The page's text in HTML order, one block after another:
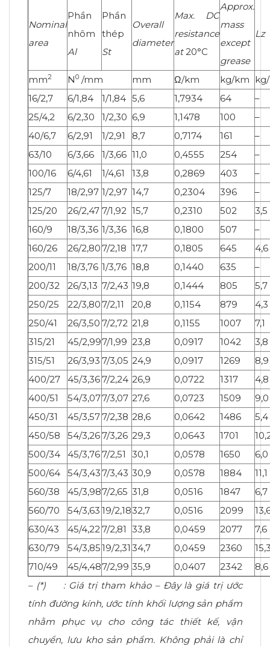
Nominal
area
Phần
nhôm
Al
Phần
thép
St
Overall
diameter
Max. DC
resistance
at20°C
Approx.
mass
except
grease
Lz
mm2 N0 /mm mm Ω/km kg/km
16/2,7
6/1,84 1/1,84 5,6 1,7934 64
–
25/4,2
6/2,30 1/2,30 6,9 1,1478 100
–
40/6,7
6/2,91 1/2,91 8,7 0,7174 161
–
63/10
6/3,66 1/3,66 11,0 0,4555 254
–
100/16
6/4,61 1/4,61 13,8 0,2869 403
–
125/7
18/2,97 1/2,97 14,7 0,2304 396
–
125/20
26/2,47 7/1,92 15,7 0,2310 502
3,5
160/9
18/3,36 1/3,36 16,8 0,1800 507
–
160/26
26/2,807/2,18 17,7 0,1805 645
4,6
200/11
18/3,76 1/3,76 18,8 0,1440 635
–
200/32
26/3,13 7/2,43 19,8 0,1444 805
5,7
250/25
22/3,807/2,11 20,8 0,1154 879
4,3
250/41
26/3,50 7/2,72 21,8 0,1155 1007
7,1
315/21
45/2,997/1,99 23,8 0,0917 1042
3,8
315/51
26/3,93 7/3,05 24,9 0,0917 1269
8,9
400/27
45/3,367/2,24 26,9 0,0722 1317
4,8
400/51
54/3,077/3,07 27,6 0,0723 1509
9,0
450/31
45/3,577/2,38 28,6 0,0642 1486
5,4
450/58
54/3,267/3,26 29,3 0,0643 1701
500/34
45/3,767/2,51 30,1 0,0578 1650
6,0
500/64
54/3,437/3,43 30,9 0,0578 1884
11,1
560/38
45/3,987/2,65 31,8 0,0516 1847
6,7
560/70
54/3,63 19/2,1832,7 0,0516 2099
630/43
45/4,227/2,81 33,8 0,0459 2077
7,6
630/79
54/3,8519/2,31 34,7 0,0459 2360
710/49
45/4,487/2,99 35,9 0,0407 2342
8,6
– (*) : Giá trị tham khảo – Đây là giá trị ước
tính đường kính, ước tính khối lượng sản phẩm
nhằm phục vụ cho công tác thiết kế, vận
chuyển, lưu kho sản phẩm. Không phải là chỉ